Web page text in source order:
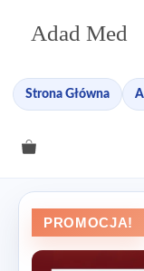
Adad Med
Strona Główna
PROMOCJA!